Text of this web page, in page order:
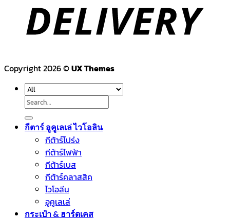
Copyright 2026 ©UX Themes
Search
กีตาร์ อูคูเลเล่ ไวโอลิน
กีต้าร์โปร่ง
กีต้าร์ไฟฟ้า
กีต้าร์เบส
กีต้าร์คลาสสิค
ไวโอลีน
อูคูเลเล่
กระเป๋า & ฮาร์ดเคส